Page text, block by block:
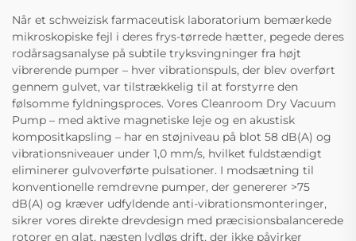
Når et schweizisk farmaceutisk laboratorium bemærkede
mikroskopiske fejl i deres frys-tørrede hætter, pegede deres
rodårsagsanalyse på subtile tryksvingninger fra højt
vibrerende pumper – hver vibrationspuls, der blev overført
gennem gulvet, var tilstrækkelig til at forstyrre den
følsomme fyldningsproces. Vores Cleanroom Dry Vacuum
Pump – med aktive magnetiske leje og en akustisk
kompositkapsling – har en støjniveau på blot 58 dB(A) og
vibrationsniveauer under 1,0 mm/s, hvilket fuldstændigt
eliminerer gulvoverførte pulsationer. I modsætning til
konventionelle remdrevne pumper, der genererer >75
dB(A) og kræver udfyldende anti-vibrationsmonteringer,
sikrer vores direkte drevdesign med præcisionsbalancerede
rotorer en glat, næsten lydløs drift, der ikke påvirker